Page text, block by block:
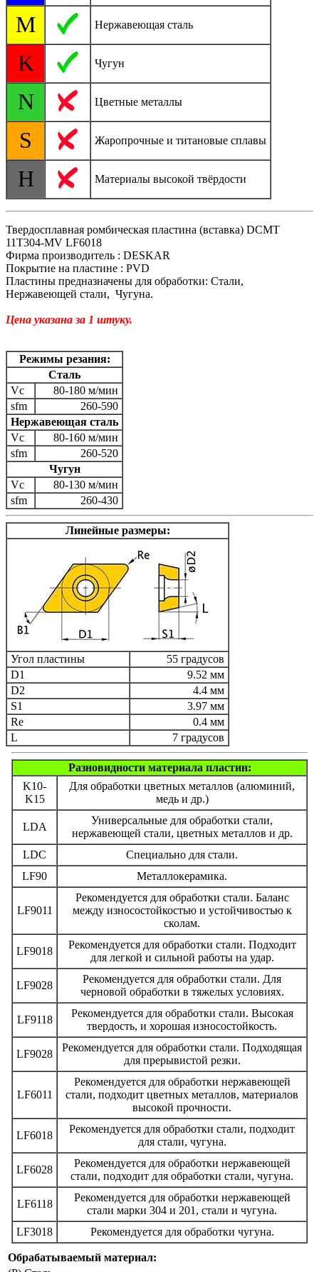
M Нержавеющая сталь
K Чугун
N Цветные металлы
S Жаропрочные и титановые сплавы
H Материалы высокой твёрдости
Твердосплавная ромбическая пластина (вставка) DCMT
11T304-MV LF6018
Фирма производитель : DESKAR
Покрытие на пластине : PVD
Пластины предназначены для обработки: Стали,
Нержавеющей стали, Чугуна.
Цена указана за 1 штуку.
Режимы резания:
Сталь
Vc
80-180 м/мин
sfm
260-590
Нержавеющая сталь
Vc
80-160 м/мин
sfm
260-520
Чугун
Vc
80-130 м/мин
sfm
260-430
Линейные размеры:
Угол пластины
55 градусов
D1
9.52 мм
D2
4.4 мм
S1
3.97 мм
Re
0.4 мм
L
7 градусов
Обрабатываемый материал: